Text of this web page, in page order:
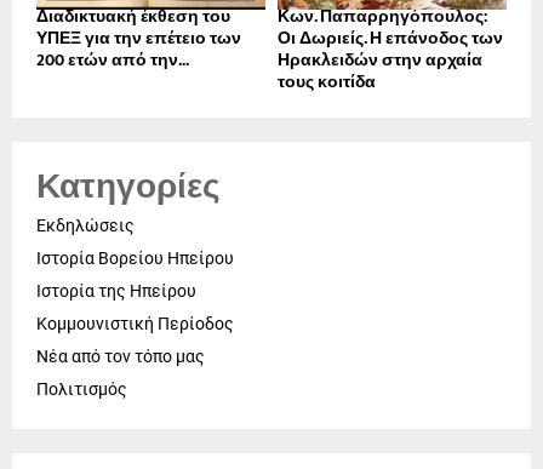
Διαδικτυακή έκθεση του
ΥΠΕΞ για την επέτειο των
200 ετών από την...
Κων. Παπαρρηγόπουλος:
Οι Δωριείς. Η επάνοδος των
Ηρακλειδών στην αρχαία
τους κοιτίδα
Κατηγορίες
Εκδηλώσεις
Ιστορία Βορείου Ηπείρου
Ιστορία της Ηπείρου
Κομμουνιστική Περίοδος
Νέα από τον τόπο μας
Πολιτισμός